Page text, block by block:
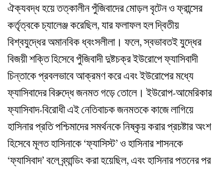
ঐক্যবদ্ধ হয়ে তত্কালীন পুঁজিবাদের মোড়ল বৃটেন ও ফ্রান্সের
কর্তৃত্বকে চ্যালেঞ্জ করেছিল, যার ফলাফল হল দ্বিতীয়
বিশ্বযুদ্ধের অমানবিক ধ্বংসলীলা। ফলে, স্বভাবতই যুদ্ধের
বিজয়ী শক্তি হিসেবে পুঁজিবাদী দুষ্টচক্র ইউরোপে ফ্যাসিবাদী
চিন্তাকে প্রবলভাবে আক্রমণ করে এবং ইউরোপের মধ্যে
ফ্যাসিবাদের বিরুদ্ধে জনমত গড়ে তোলে। ইউরোপ-আমেরিকার
ফ্যাসিবাদ-বিরোধী এই নেতিবাচক জনমতকে কাজে লাগিয়ে
হাসিনার প্রতি পশ্চিমাদের সমর্থনকে নিষ্কৃয় করার প্রচষ্টার অংশ
হিসেবে মূলত হাসিনাকে ‘ফ্যাসিস্ট’ ও হাসিনার শাসনকে
‘ফ্যাসিবাদ’ বলে ব্র্যান্ডিং করা হয়েছিল, এবং হাসিনার পতনের পর